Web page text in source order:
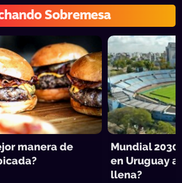
Sobremesa
manera de
Mundial
en Uruguay a
llena?